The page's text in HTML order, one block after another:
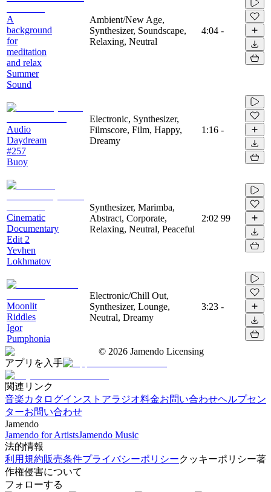
A
background
for
meditation
and relax
Summer
Sound
Ambient/New Age,
Synthesizer, Soundscape,
Relaxing, Neutral
4:04 -
Audio
Daydream
#257
Buoy
Electronic, Synthesizer,
Filmscore, Film, Happy,
Dreamy
1:16 -
Cinematic
Documentary
Edit 2
Yevhen
Lokhmatov
Synthesizer, Marimba,
Abstract, Corporate,
Relaxing, Neutral, Peaceful
2:02 99
Moonlit
Riddles
Igor
Pumphonia
Electronic/Chill Out,
Synthesizer, Lounge,
Neutral, Dreamy
3:23 -
© 2026 Jamendo Licensing
アプリを入手
関連リンク
音楽カタログインストアラジオ料金お問い合わせヘルプセン
ターお問い合わせ
Jamendo
Jamendo for ArtistsJamendo Music
法的情報
利用規約販売条件プライバシーポリシークッキーポリシー著
作権侵害について
フォローする